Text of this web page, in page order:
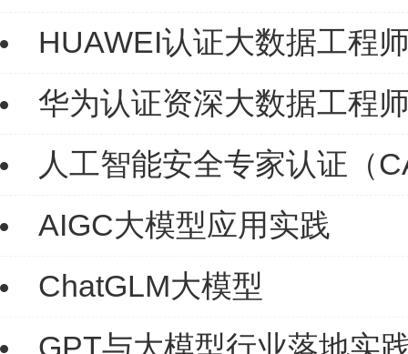
HUAWEI认证大数据工程
华为认证资深大数据工程
人工智能安全专家认证（
AIGC大模型应用实践
ChatGLM大模型
GPT与大模型行业落地实